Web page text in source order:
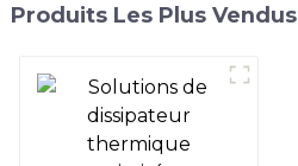
Produits Les Plus Vendus